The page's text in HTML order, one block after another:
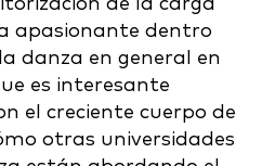
apasionante dentro
danza en general en
es interesante
el creciente cuerpo de
otras universidades